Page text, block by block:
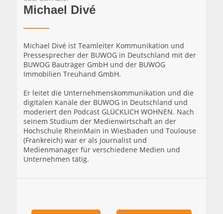
Michael Divé
Michael Divé ist Teamleiter Kommunikation und
Pressesprecher der BUWOG in Deutschland mit der
BUWOG Bauträger GmbH und der BUWOG
Immobilien Treuhand GmbH.
Er leitet die Unternehmenskommunikation und die
digitalen Kanäle der BUWOG in Deutschland und
moderiert den Podcast GLÜCKLICH WOHNEN. Nach
seinem Studium der Medienwirtschaft an der
Hochschule RheinMain in Wiesbaden und Toulouse
(Frankreich) war er als Journalist und
Medienmanager für verschiedene Medien und
Unternehmen tätig.